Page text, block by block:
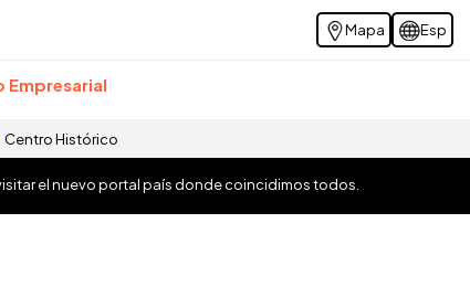
Mapa Esp
Empresarial
Centro Histórico
visitar el nuevo portal país donde coincidimos todos.